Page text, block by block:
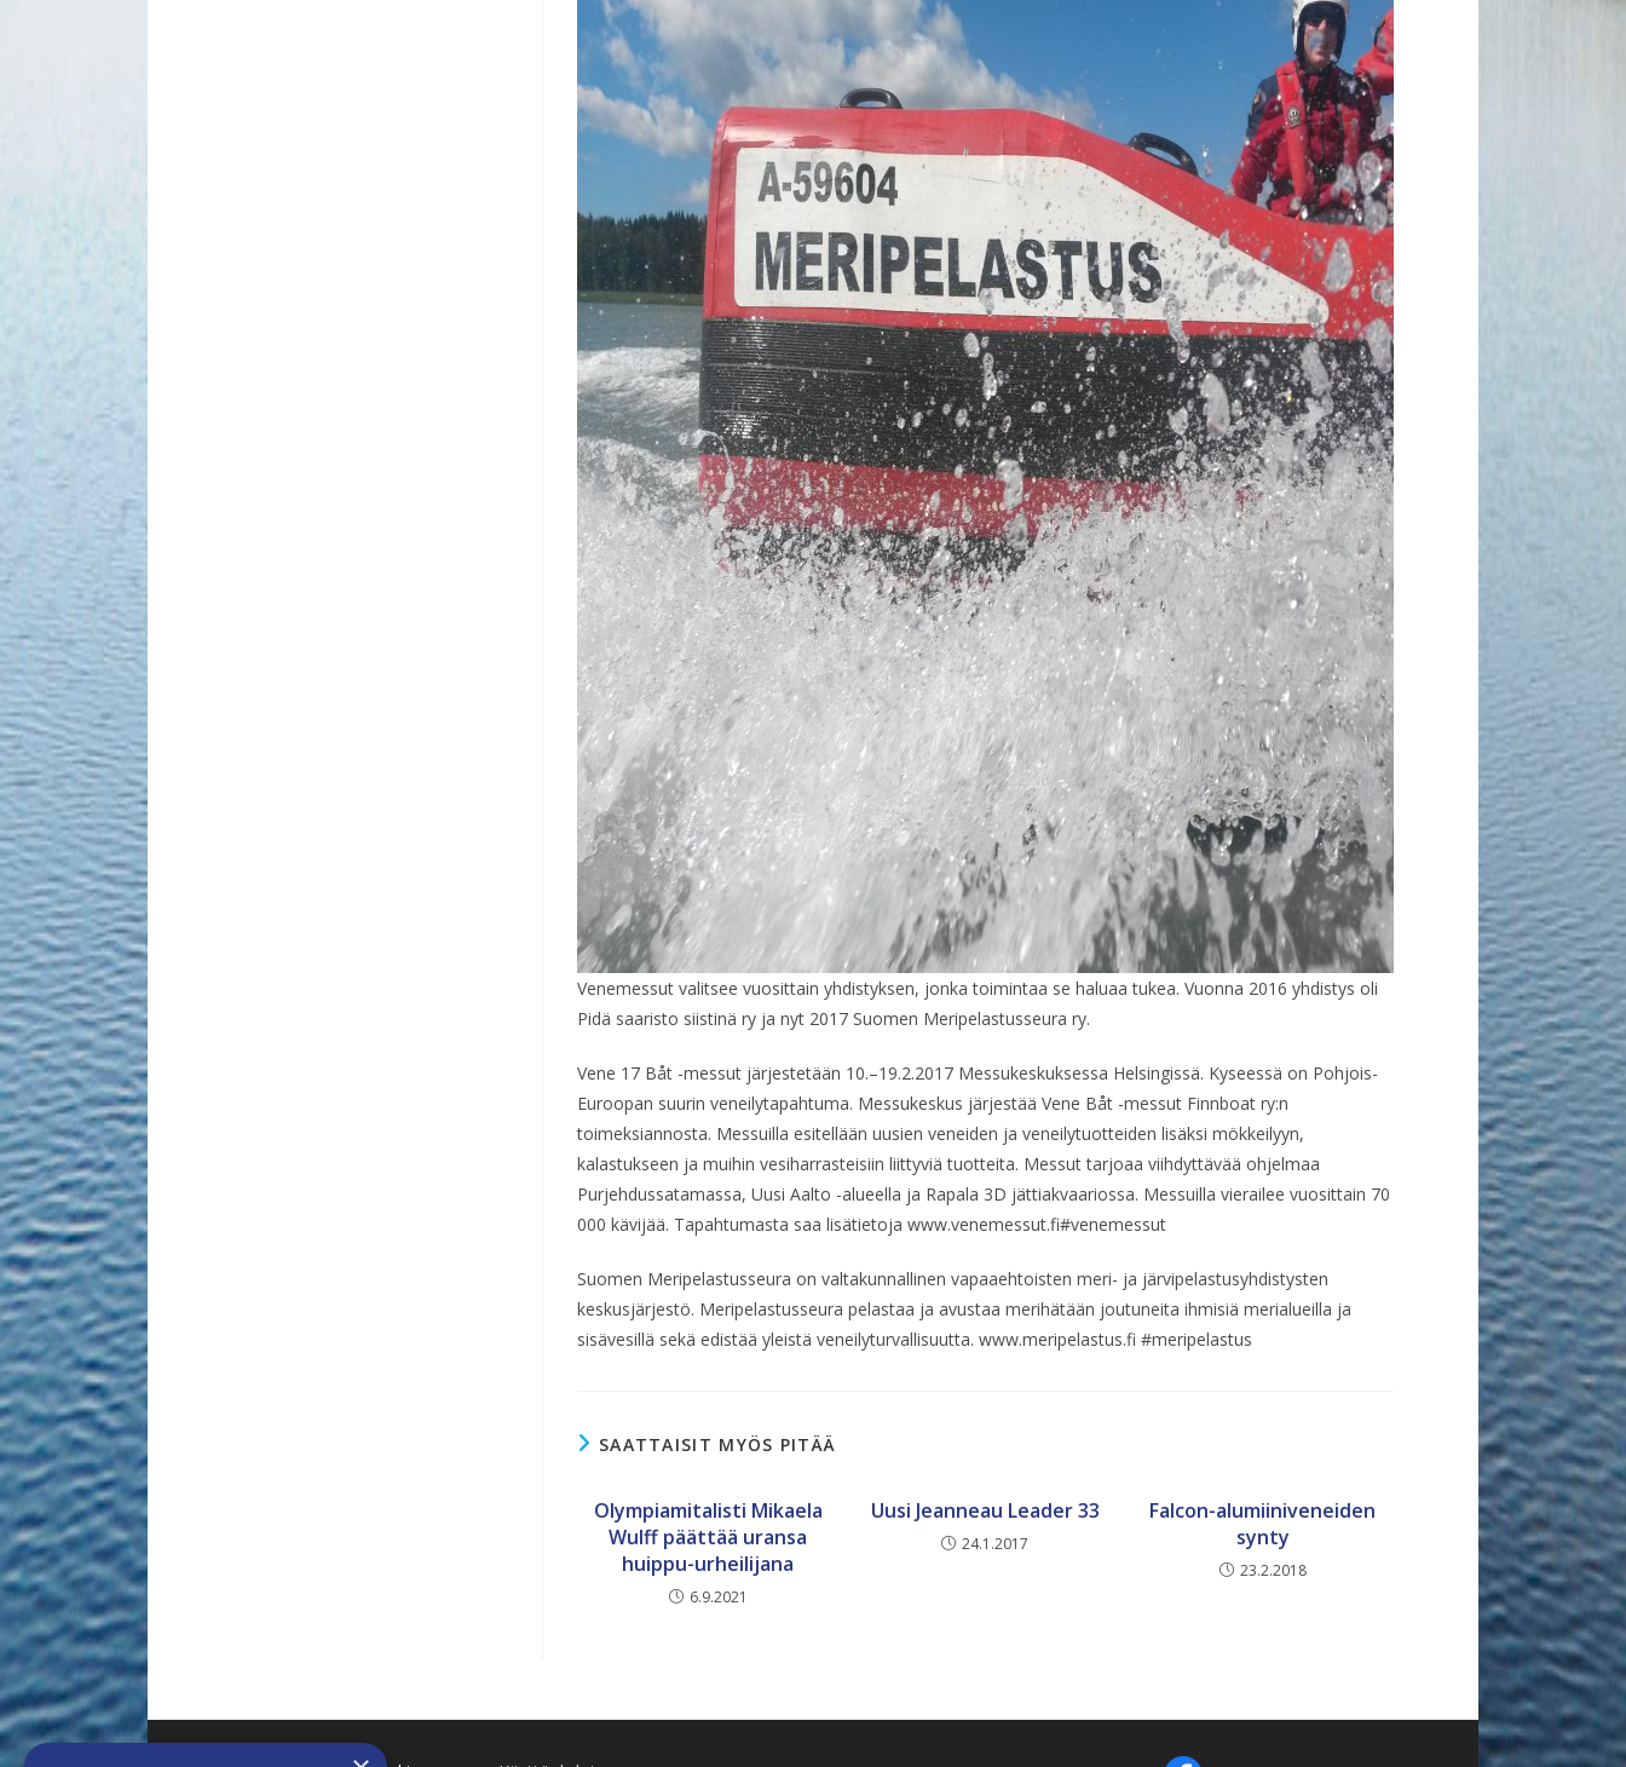
Venemessut valitsee vuosittain yhdistyksen, jonka toimintaa se haluaa tukea. Vuonna 2016 yhdistys oli
Pidä saaristo siistinä ry ja nyt 2017 Suomen Meripelastusseura ry.
Vene 17 Båt -messut järjestetään 10.–19.2.2017 Messukeskuksessa Helsingissä. Kyseessä on Pohjois-
Euroopan suurin veneilytapahtuma. Messukeskus järjestää Vene Båt -messut Finnboat ry:n
toimeksiannosta. Messuilla esitellään uusien veneiden ja veneilytuotteiden lisäksi mökkeilyyn,
kalastukseen ja muihin vesiharrasteisiin liittyviä tuotteita. Messut tarjoaa viihdyttävää ohjelmaa
Purjehdussatamassa, Uusi Aalto -alueella ja Rapala 3D jättiakvaariossa. Messuilla vierailee vuosittain 70
000 kävijää. Tapahtumasta saa lisätietoja www.venemessut.fi#venemessut
Suomen Meripelastusseura on valtakunnallinen vapaaehtoisten meri- ja järvipelastusyhdistysten
keskusjärjestö. Meripelastusseura pelastaa ja avustaa merihätään joutuneita ihmisiä merialueilla ja
sisävesillä sekä edistää yleistä veneilyturvallisuutta. www.meripelastus.fi #meripelastus
SAATTAISIT MYÖS PITÄÄ
Olympiamitalisti Mikaela
Wulff päättää uransa
huippu-urheilijana
6.9.2021
Uusi Jeanneau Leader 33
24.1.2017
Falcon-alumiiniveneiden
synty
23.2.2018